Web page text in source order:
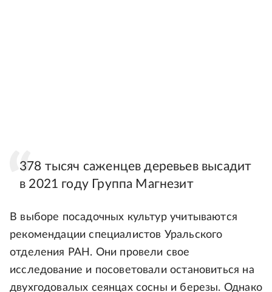
378 тысяч саженцев деревьев высадит
в 2021 году Группа Магнезит
В выборе посадочных культур учитываются
рекомендации специалистов Уральского
отделения РАН. Они провели свое
исследование и посоветовали остановиться на
двухгодовалых сеянцах сосны и березы. Однако